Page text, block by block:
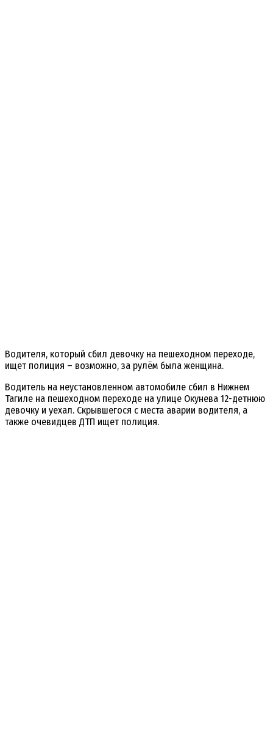
Водителя, который сбил девочку на пешеходном переходе,
ищет полиция – возможно, за рулём была женщина.
Водитель на неустановленном автомобиле сбил в Нижнем
Тагиле на пешеходном переходе на улице Окунева 12-детнюю
девочку и уехал. Скрывшегося с места аварии водителя, а
также очевидцев ДТП ищет полиция.